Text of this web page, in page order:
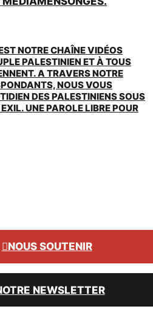
NOTRE CHAÎNE VIDÉOS
PALESTINIEN ET À TOUS
A TRAVERS NOTRE
NOUS VOUS
DES PALESTINIENS SOUS
UNE PAROLE LIBRE POUR
NOUS SOUTENIR
NEWSLETTER